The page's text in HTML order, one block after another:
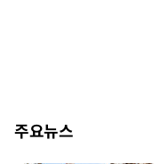
주요뉴스